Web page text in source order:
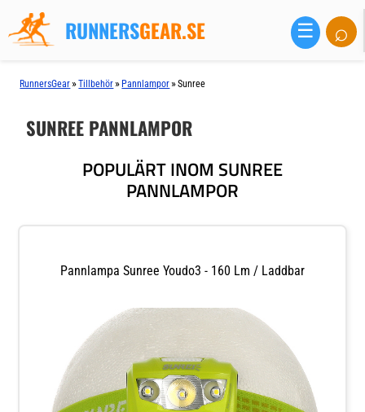
RUNNERSGEAR.SE ☰ ⌕
RunnersGear »Tillbehör » Pannlampor »Sunree
SUNREE PANNLAMPOR
POPULÄRT INOM SUNREE
PANNLAMPOR
Pannlampa Sunree Youdo3 - 160 Lm / Laddbar